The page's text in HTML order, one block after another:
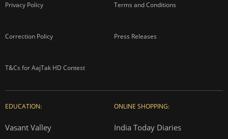
Privacy Policy Terms and Conditions
Correction Policy Press Releases
T&Cs for AajTak HD Contest
EDUCATION:
Vasant Valley
ONLINE SHOPPING:
India Today Diaries